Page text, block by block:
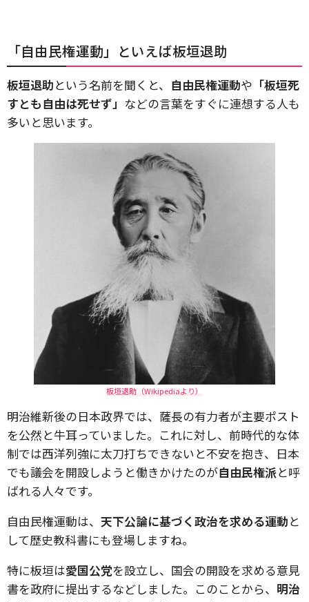
「自由民権運動」といえば板垣退助
板垣退助という名前を聞くと、 自由民権運動や 「板垣死
すとも自由は死せず」 などの言葉をすぐに連想する人も
多いと思います。
板垣退助（Wikipediaより）
明治維新後の日本政界では、薩長の有力者が主要ポスト
を公然と牛耳っていました。これに対し、前時代的な体
制では西洋列強に太刀打ちできないと不安を抱き、日本
でも議会を開設しようと働きかけたのが自由民権派と呼
ばれる人々です。
自由民権運動は、 天下公論に基づく政治を求める運動と
して歴史教科書にも登場しますね。
特に板垣は愛国公党を設立し、国会の開設を求める意見
書を政府に提出するなどしました。このことから、 明治